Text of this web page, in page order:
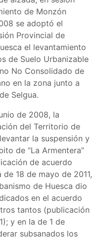
de Monzón
se adoptó el
Provincial de
el levantamiento
de Suelo Urbanizable
No Consolidado de
en la zona junto a
Selgua.
de 2008, la
del Territorio de
la suspensión y
de “La Armentera”
de acuerdo
18 de mayo de 2011,
de Huesca dio
en el acuerdo
tantos (publicación
y en la de 1 de
subsanados los